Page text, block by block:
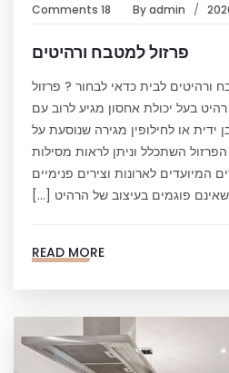
Byadmin
18 Comments
פרזול למטבח ורהיטים
ורהיטים לבית כדאי לבחור ? פרזול
בעל יכולת אחסון מגיע לרוב עם
ידית או לחילופין מגירה שנוסעת על
השתכלל וניתן לראות מסילות
המיועדים לארונות וצירים פנימיים
שאינם פוגמים בעיצוב של הרהיט […]
READ MORE